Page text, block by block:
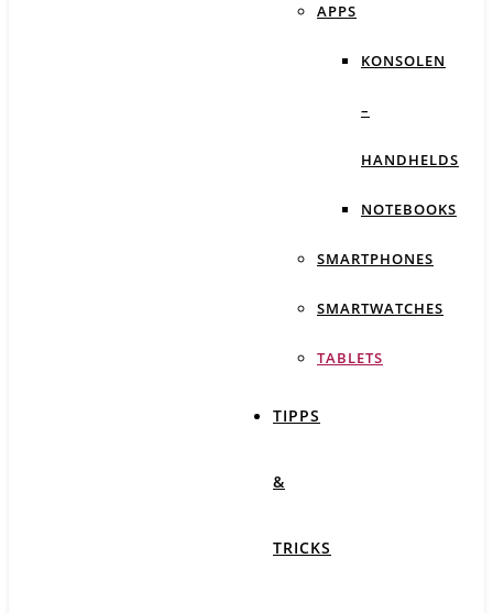
APPS
KONSOLEN
–
HANDHELDS
NOTEBOOKS
SMARTPHONES
SMARTWATCHES
TABLETS
TIPPS
&
TRICKS